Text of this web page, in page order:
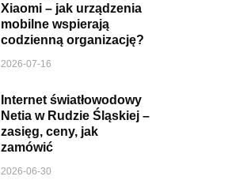
Xiaomi – jak urządzenia
mobilne wspierają
codzienną organizację?
2026-07-16
Internet światłowodowy
Netia w Rudzie Śląskiej –
zasięg, ceny, jak
zamówić
2026-06-30